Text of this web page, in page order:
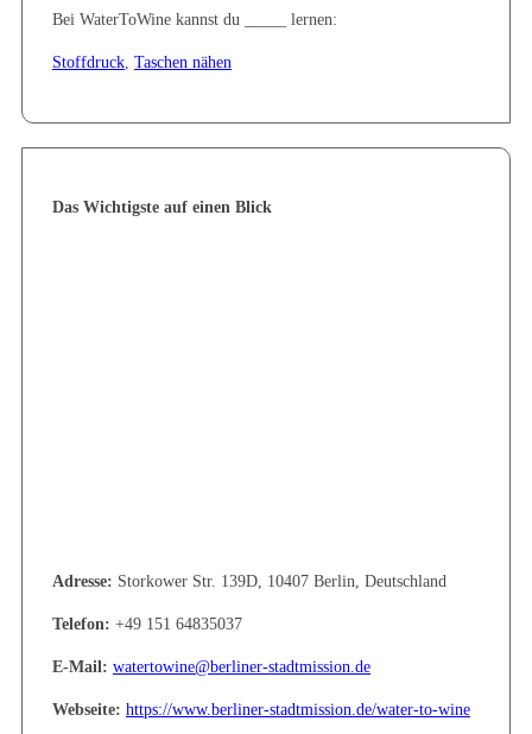
Bei WaterToWine kannst du _____ lernen:
Stoffdruck, Taschen nähen
Das Wichtigste auf einen Blick
Adresse: Storkower Str. 139D, 10407 Berlin, Deutschland
Telefon: +49 151 64835037
E-Mail: watertowine@berliner-stadtmission.de
Webseite: https://www.berliner-stadtmission.de/water-to-wine